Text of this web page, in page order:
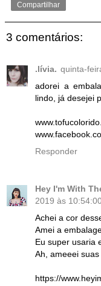
Compartilhar
3 comentários:
.lívia. quinta-
adorei a
lindo, já desejei
Responder
Hey I'm With
2019 às
Achei a cor
Amei a
Eu super usaria
Ah, ameeei
https://